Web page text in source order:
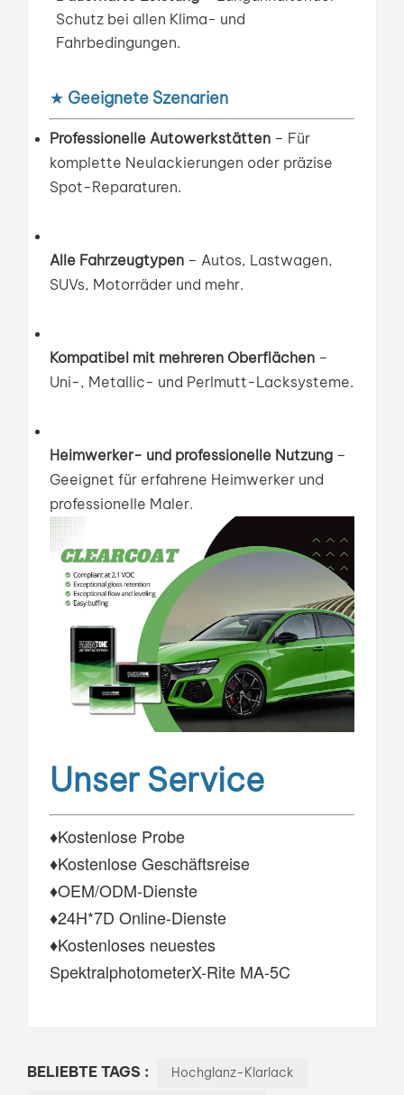
Schutz bei allen Klima- und
Fahrbedingungen.
★ Geeignete Szenarien
Professionelle Autowerkstätten – Für
komplette Neulackierungen oder präzise
Spot-Reparaturen.
Alle Fahrzeugtypen – Autos, Lastwagen,
SUVs, Motorräder und mehr.
Kompatibel mit mehreren Oberflächen –
Uni-, Metallic- und Perlmutt-Lacksysteme.
Heimwerker- und professionelle Nutzung –
Geeignet für erfahrene Heimwerker und
professionelle Maler.
Unser Service
♦Kostenlose Probe
♦Kostenlose Geschäftsreise
♦OEM/ODM-Dienste
♦24H*7D Online-Dienste
♦Kostenloses neuestes
SpektralphotometerX-Rite MA-5C
BELIEBTE TAGS :
Hochglanz-Klarlack